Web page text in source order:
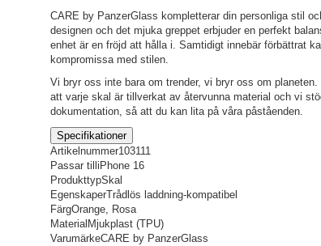
CARE by PanzerGlass kompletterar din personliga stil
designen och det mjuka greppet erbjuder en perfekt
enhet är en fröjd att hålla i. Samtidigt innebär förbättrat
kompromissa med stilen.
Vi bryr oss inte bara om trender, vi bryr oss om
att varje skal är tillverkat av återvunna material och vi
dokumentation, så att du kan lita på våra påståenden.
Specifikationer
Artikelnummer103111
Passar till iPhone 16
ProdukttypSkal
EgenskaperTrådlös laddning-kompatibel
FärgOrange, Rosa
Material Mjukplast (TPU)
VarumärkeCARE by PanzerGlass